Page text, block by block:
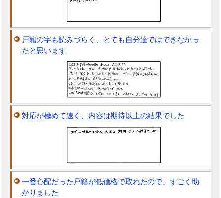
戸籍の字も読みづらく、とても自分達ではできなかっ
たと思います
対応が極めて速く、内容は期待以上の結果でした
一番心配だった戸籍が低価格で取れたので、すごく助
かりました